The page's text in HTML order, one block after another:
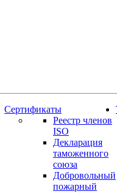
Сертификаты
Реестр членов
ISO
Декларация
таможенного
союза
Добровольный
пожарный